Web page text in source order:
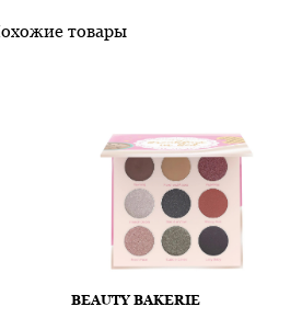
похожие товары
BEAUTY BAKERIE